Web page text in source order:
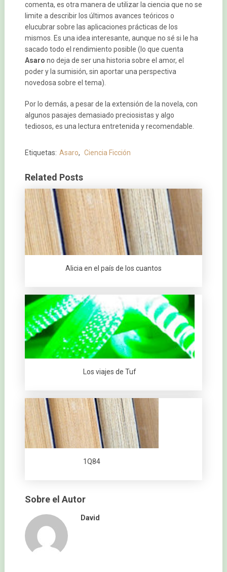
comenta, es otra manera de utilizar la ciencia que no se
limite a describir los últimos avances teóricos o
elucubrar sobre las aplicaciones prácticas de los
mismos. Es una idea interesante, aunque no sé si le ha
sacado todo el rendimiento posible (lo que cuenta
Asaro no deja de ser una historia sobre el amor, el
poder y la sumisión, sin aportar una perspectiva
novedosa sobre el tema).
Por lo demás, a pesar de la extensión de la novela, con
algunos pasajes demasiado preciosistas y algo
tediosos, es una lectura entretenida y recomendable.
Etiquetas: Asaro, Ciencia Ficción
Related Posts
Alicia en el país de los cuantos
Los viajes de Tuf
1Q84
Sobre el Autor
David